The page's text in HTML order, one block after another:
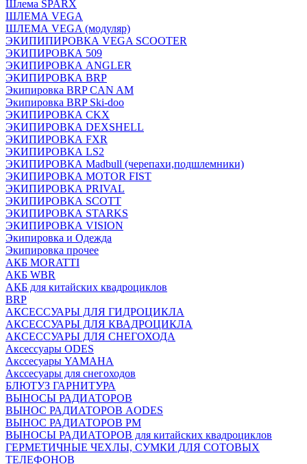
Шлема SPARX
ШЛЕМА VEGA
ШЛЕМА VEGA (модуляр)
ЭКИПИПИРОВКА VEGA SCOOTER
ЭКИПИРОВКА 509
ЭКИПИРОВКА ANGLER
ЭКИПИРОВКА BRP
Экипировка BRP CAN AM
Экипировка BRP Ski-doo
ЭКИПИРОВКА CKX
ЭКИПИРОВКА DEXSHELL
ЭКИПИРОВКА FXR
ЭКИПИРОВКА LS2
ЭКИПИРОВКА Madbull (черепахи,подшлемники)
ЭКИПИРОВКА MOTOR FIST
ЭКИПИРОВКА PRIVAL
ЭКИПИРОВКА SCOTT
ЭКИПИРОВКА STARKS
ЭКИПИРОВКА VISION
Экипировка и Одежда
Экипировка прочее
АКБ MORATTI
АКБ WBR
АКБ для китайских квадроциклов
BRP
АКСЕССУАРЫ ДЛЯ ГИДРОЦИКЛА
АКСЕССУАРЫ ДЛЯ КВАДРОЦИКЛА
АКСЕССУАРЫ ДЛЯ СНЕГОХОДА
Аксессуары ODES
Акссесуары YAMAHA
Акссесуары для снегоходов
БЛЮТУЗ ГАРНИТУРА
ВЫНОСЫ РАДИАТОРОВ
ВЫНОС РАДИАТОРОВ AODES
ВЫНОС РАДИАТОРОВ РМ
ВЫНОСЫ РАДИАТОРОВ для китайских квадроциклов
ГЕРМЕТИЧНЫЕ ЧЕХЛЫ, СУМКИ ДЛЯ СОТОВЫХ
ТЕЛЕФОНОВ